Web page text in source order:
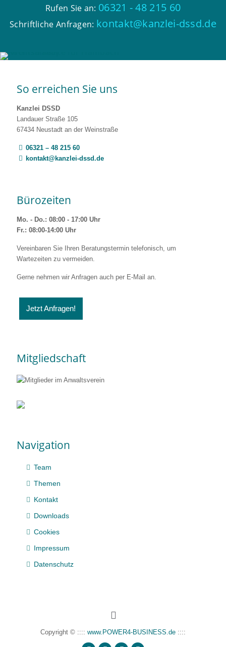
Rufen Sie an: 06321 - 48 215 60
Schriftliche Anfragen: kontakt@kanzlei-dssd.de
So erreichen Sie uns
Kanzlei DSSD
Landauer Straße 105
67434 Neustadt an der Weinstraße
06321 – 48 215 60
kontakt@kanzlei-dssd.de
Bürozeiten
Mo. - Do.: 08:00 - 17:00 Uhr
Fr.: 08:00-14:00 Uhr
Vereinbaren Sie Ihren Beratungstermin telefonisch, um
Wartezeiten zu vermeiden.
Gerne nehmen wir Anfragen auch per E-Mail an.
Jetzt Anfragen!
Mitgliedschaft
Navigation
Team
Themen
Kontakt
Downloads
Cookies
Impressum
Datenschutz
Copyright © :::: www.POWER4-BUSINESS.de ::::